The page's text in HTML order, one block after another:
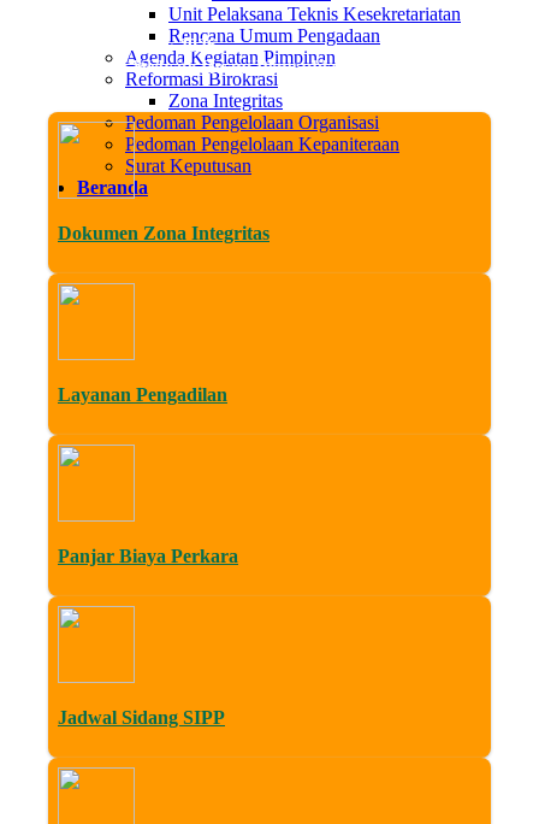
Unit Pelaksana Teknis Kesekretariatan
Rencana Umum Pengadaan
Agenda Kegiatan Pimpinan
Reformasi Birokrasi
Zona Integritas
Pedoman Pengelolaan Organisasi
Pedoman Pengelolaan Kepaniteraan
Surat Keputusan
Beranda
Jum, 07 Agustus 2026
di Website Resmi Pengadilan Agama Sleman. Media
Dokumen Zona Integritas
Layanan Pengadilan
Panjar Biaya Perkara
Jadwal Sidang SIPP